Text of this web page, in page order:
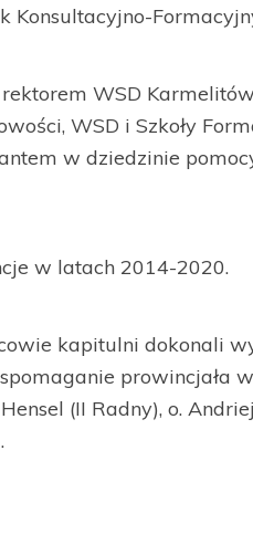
Konsultacyjno-
WSD Karmelitów
WSD i Szkoły
w dziedzinie
w latach 2014-2020.
kapitulni dokonali
prowincjała
(II Radny), o.